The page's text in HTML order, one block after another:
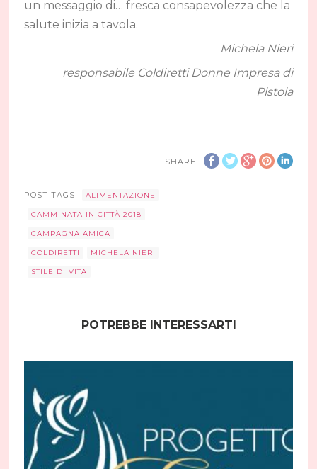
un messaggio di… fresca consapevolezza che la
salute inizia a tavola.
Michela Nieri
responsabile Coldiretti Donne Impresa di
Pistoia
SHARE
POST TAGS ALIMENTAZIONE
CAMMINATA IN CITTÀ 2018
CAMPAGNA AMICA
COLDIRETTI MICHELA NIERI
STILE DI VITA
POTREBBE INTERESSARTI